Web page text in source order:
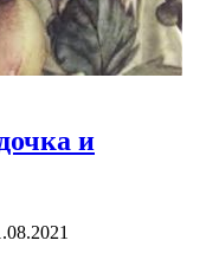
и